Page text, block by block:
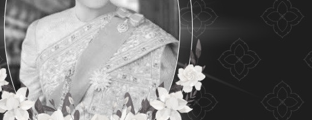
ดูรายละเอียด ยอมรับทั้งหมด
สดงผล